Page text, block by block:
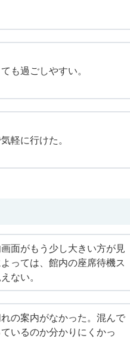
も過ごしやすい。
軽に行けた。
面がもう少し大きい方が見
っては、館内の座席待機ス
ない。
の案内がなかった。混んで
いるのか分かりにくかっ